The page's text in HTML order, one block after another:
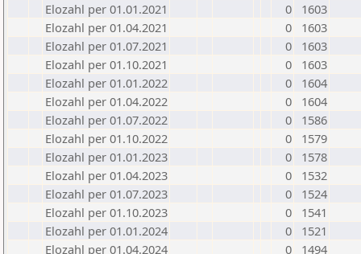
Elozahl per 01.01.2021
0
1603
Elozahl per 01.04.2021
0
1603
Elozahl per 01.07.2021
0
1603
Elozahl per 01.10.2021
0
1603
Elozahl per 01.01.2022
0
1604
Elozahl per 01.04.2022
0
1604
Elozahl per 01.07.2022
0
1586
Elozahl per 01.10.2022
0
1579
Elozahl per 01.01.2023
0
1578
Elozahl per 01.04.2023
0
1532
Elozahl per 01.07.2023
0
1524
Elozahl per 01.10.2023
0
1541
Elozahl per 01.01.2024
0
1521
Elozahl per 01.04.2024
0
1494